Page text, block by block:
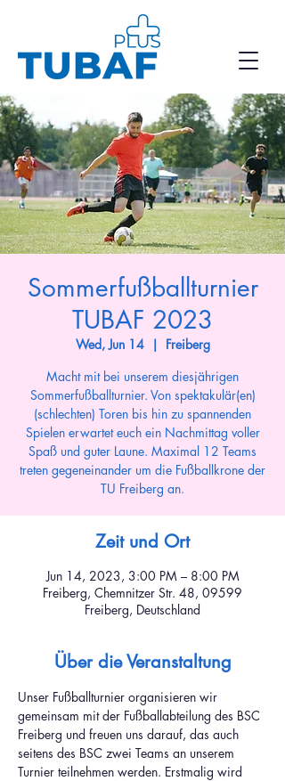
Sommerfußballturnier
TUBAF 2023
Wed, Jun 14
  |
Freiberg
Macht mit bei unserem diesjährigen
Sommerfußballturnier. Von spektakulär(en)
(schlechten) Toren bis hin zu spannenden
Spielen erwartet euch ein Nachmittag voller
Spaß und guter Laune. Maximal 12 Teams
treten gegeneinander um die Fußballkrone der
TU Freiberg an.
Zeit und Ort
Jun 14, 2023, 3:00 PM – 8:00 PM
Freiberg, Chemnitzer Str. 48, 09599
Freiberg, Deutschland
Über die Veranstaltung
Unser Fußballturnier organisieren wir
gemeinsam mit der Fußballabteilung des BSC
Freiberg und freuen uns darauf, das auch
seitens des BSC zwei Teams an unserem
Turnier teilnehmen werden. Erstmalig wird